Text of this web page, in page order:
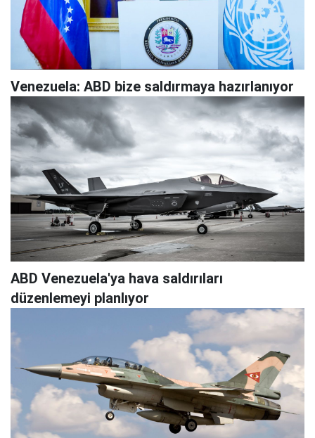
Venezuela: ABD bize saldırmaya hazırlanıyor
ABD Venezuela'ya hava saldırıları
düzenlemeyi planlıyor